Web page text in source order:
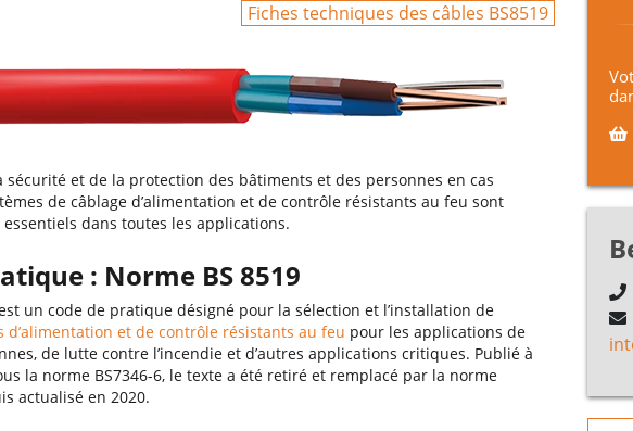
Fiches techniques des câbles BS8519
sécurité et de la protection des bâtiments et des personnes en cas
de câblage d’alimentation et de contrôle résistants au feu sont
dans toutes les applications.
: Norme BS 8519
un code de pratique désigné pour la sélection et l’installation de
d’alimentation et de contrôle résistants au feu pour les applications de
de lutte contre l’incendie et d’autres applications critiques. Publié à
la norme BS7346-6, le texte a été retiré et remplacé par la norme
actualisé en 2020.